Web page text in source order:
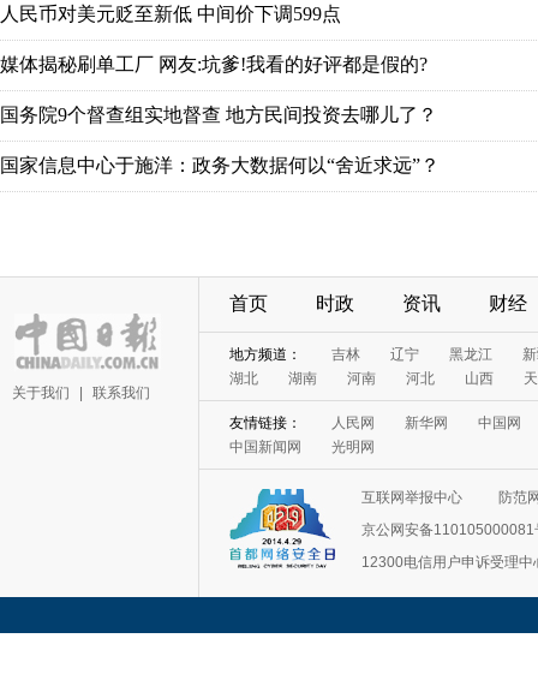
人民币对美元贬至新低 中间价下调599点
媒体揭秘刷单工厂 网友:坑爹!我看的好评都是假的?
国务院9个督查组实地督查 地方民间投资去哪儿了？
国家信息中心于施洋：政务大数据何以“舍近求远”？
关于我们 联系我们
首页 时政 资讯 财经
地方频道： 吉林 辽宁 黑龙江
湖北
湖南 河南 河北 山西
友情链接： 人民网 新华网
中国网
中国新闻网
光明网
互联网举报中心
防范
京公网安备110105000081
12300电信用户申诉受理中